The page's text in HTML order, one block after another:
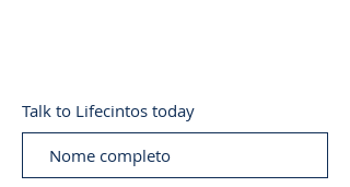
Talk to Lifecintos today